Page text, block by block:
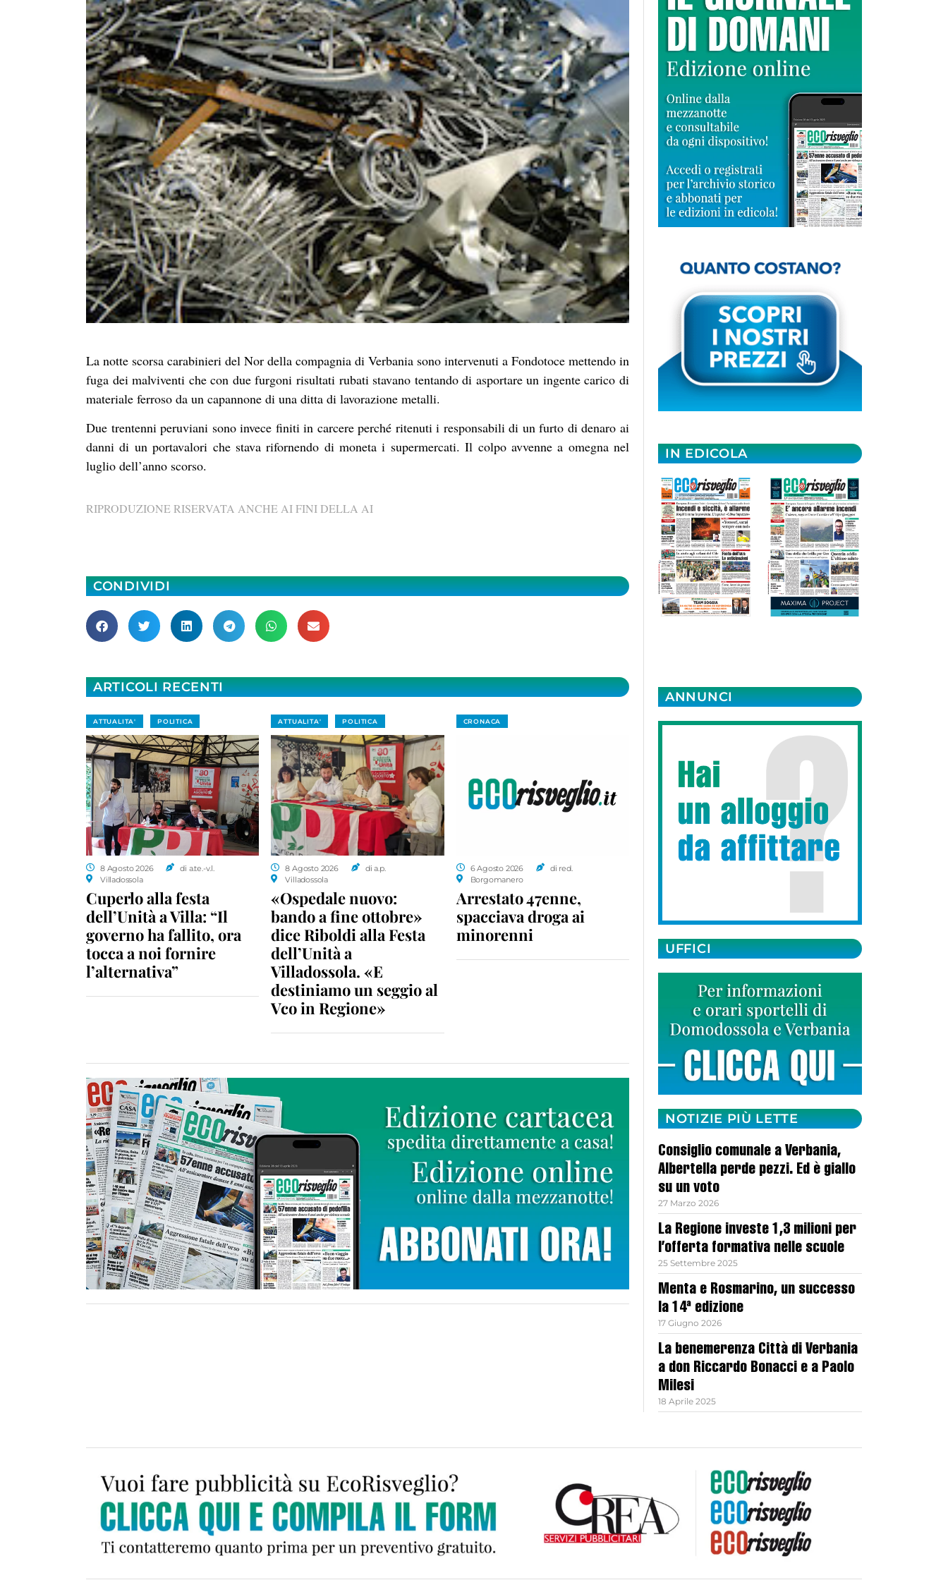
La notte scorsa carabinieri del Nor della compagnia di Verbania sono intervenuti a Fondotoce mettendo in
fuga dei malviventi che con due furgoni risultati rubati stavano tentando di asportare un ingente carico di
materiale ferroso da un capannone di una ditta di lavorazione metalli.
Due trentenni peruviani sono invece finiti in carcere perché ritenuti i responsabili di un furto di denaro ai
danni di un portavalori che stava rifornendo di moneta i supermercati. Il colpo avvenne a omegna nel
luglio dell’anno scorso.
RIPRODUZIONE RISERVATA ANCHE AI FINI DELLA AI
CONDIVIDI
ARTICOLI RECENTI
ATTUALITA' POLITICA
8 Agosto 2026
di a.te.-v.l.
Villadossola
Cuperlo alla festa
dell’Unità a Villa: “Il
governo ha fallito, ora
tocca a noi fornire
l’alternativa”
ATTUALITA' POLITICA
8 Agosto 2026
di a.p.
Villadossola
«Ospedale nuovo:
bando a fine ottobre»
dice Riboldi alla Festa
dell’Unità a
Villadossola. «E
destiniamo un seggio al
Vco in Regione»
CRONACA
6 Agosto 2026
di red.
Borgomanero
Arrestato 47enne,
spacciava droga ai
minorenni
IN EDICOLA
ANNUNCI
UFFICI
NOTIZIE PIÙ LETTE
Consiglio comunale a Verbania,
Albertella perde pezzi. Ed è giallo
su un voto
27 Marzo 2026
La Regione investe 1,3 milioni per
l’offerta formativa nelle scuole
25 Settembre 2025
Menta e Rosmarino, un successo
la 14ª edizione
17 Giugno 2026
La benemerenza Città di Verbania
a don Riccardo Bonacci e a Paolo
Milesi
18 Aprile 2025